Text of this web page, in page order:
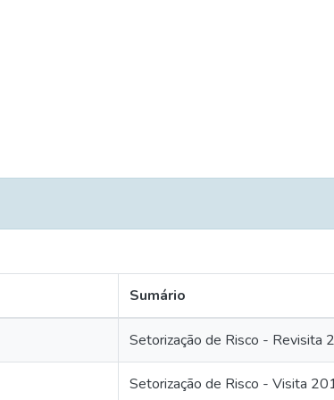
Sumário
Setorização de Risco - Revisita
Setorização de Risco - Visita